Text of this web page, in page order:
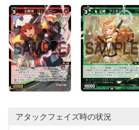
アタックフェイズ時の状況